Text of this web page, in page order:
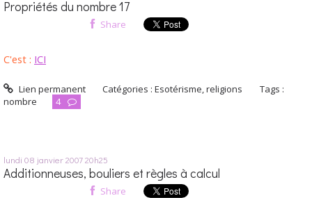
Propriétés du nombre 17
Share
C'est : ICI
Lien permanent Catégories :Esotérisme, religions
Tags :
nombre
4
lundi 08 janvier 200720h25
Additionneuses, bouliers et règles à calcul
Share